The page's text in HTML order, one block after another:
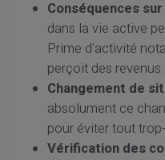
Conséquences
dans la vie active
Prime d'activité
perçoit des revenus.
Changement de
absolument ce
pour éviter tout
Vérification des